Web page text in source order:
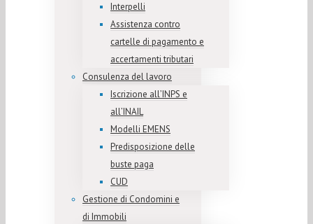
Interpelli
Assistenza contro
cartelle di pagamento e
accertamenti tributari
Consulenza del lavoro
Iscrizione all’INPS e
all’INAIL
Modelli EMENS
Predisposizione delle
buste paga
CUD
Gestione di Condomini e
di Immobili